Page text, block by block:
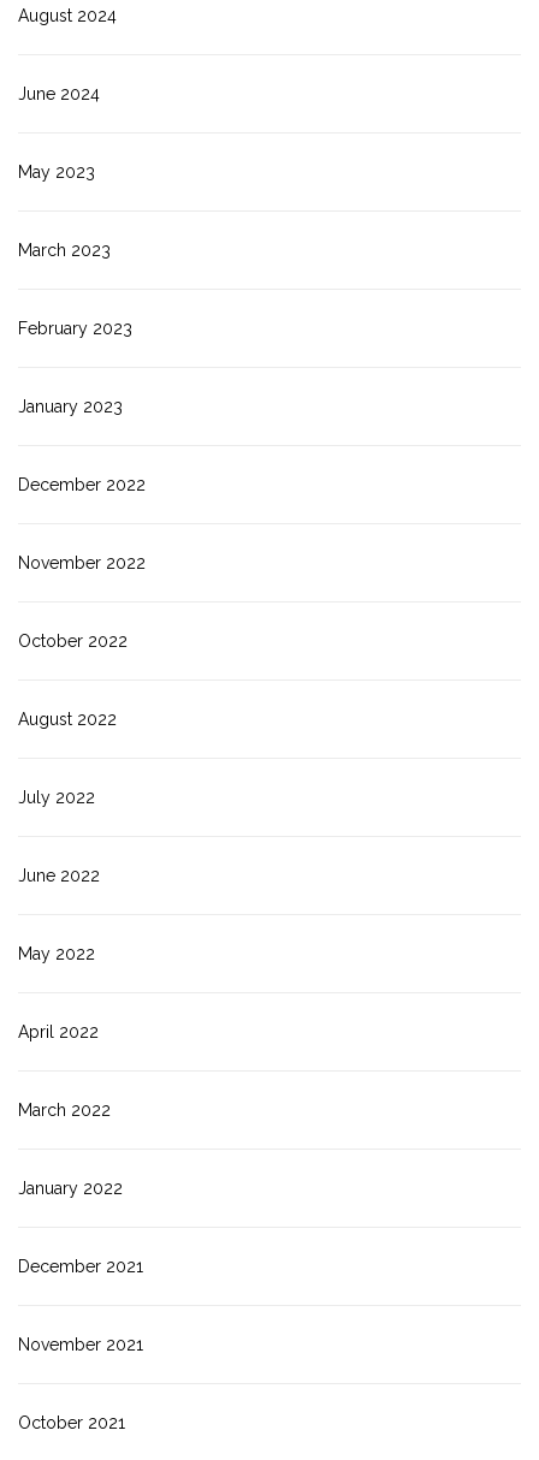
August 2024
June 2024
May 2023
March 2023
February 2023
January 2023
December 2022
November 2022
October 2022
August 2022
July 2022
June 2022
May 2022
April 2022
March 2022
January 2022
December 2021
November 2021
October 2021